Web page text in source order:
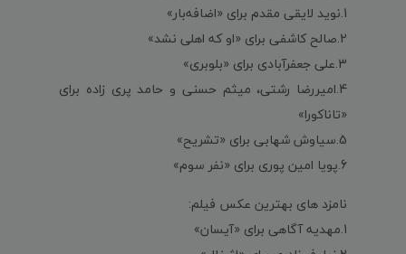
1.نوید لایقی مقدم برای «اضافه‌بار»
2.صالح کاشفی برای «او که اهلی نشد»
3.علی جعفرآبادی برای «بلوبری»
4.امیررضا رشتی، میثم حسنی و حامد پری زاده برای
«تاناکورا»
5.سیاوش شهابی برای «تشریح»
6.پویا امین پوری برای «نفر سوم»
نامزد های بهترین عکس فیلم:
1.مهدیه آگاهی برای «آیسان»